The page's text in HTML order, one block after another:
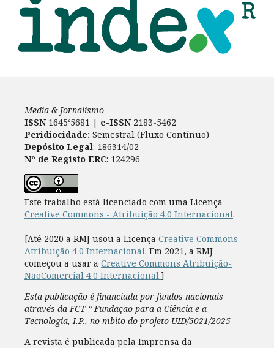
Media & Jornalismo
ISSN 1645‘5681 | e-ISSN2183-5462
Peridiocidade: Semestral (Fluxo Contínuo)
Depósito Legal: 186314/02
Nº de Registo ERC: 124296
Este trabalho está licenciado com uma Licença
Creative Commons - Atribuição 4.0 Internacional.
[Até 2020 a RMJ usou a Licença Creative Commons -
Atribuição 4.0 Internacional. Em 2021, a RMJ
começou a usar a Creative Commons Atribuição-
NãoComercial 4.0 Internacional.]
Esta publicação é financiada por fundos nacionais
através da FCT “ Fundação para a Ciência e a
Tecnologia, I.P., no mbito do projeto UID/5021/2025
A revista é publicada pela Imprensa da